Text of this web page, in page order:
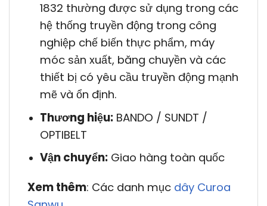
1832 thường được sử dụng trong các
hệ thống truyền động trong công
nghiệp chế biến thực phẩm, máy
móc sản xuất, băng chuyền và các
thiết bị có yêu cầu truyền động mạnh
mẽ và ổn định.
Thương hiệu:BANDO / SUNDT /
OPTIBELT
Vận chuyển:Giao hàng toàn quốc
Xem thêm: Các danh mục dây Curoa